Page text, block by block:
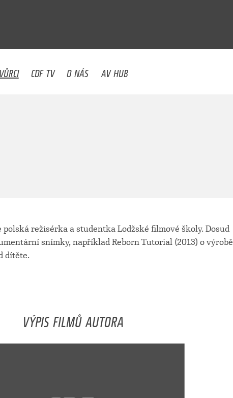
CDF TV O NÁS AV HUB
polská režisérka a studentka Lodžské filmové školy. Dosud
snímky, například Reborn Tutorial (2013) o výrobě
dítěte.
VÝPIS FILMŮ AUTORA